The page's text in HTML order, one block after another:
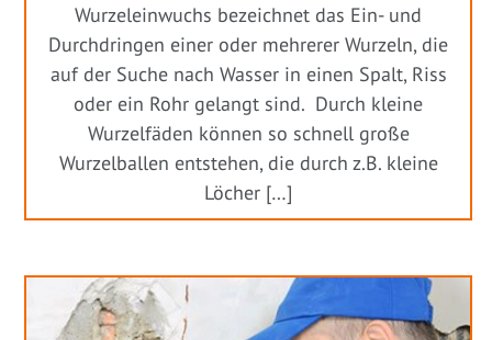
Wurzeleinwuchs bezeichnet das Ein- und
Durchdringen einer oder mehrerer Wurzeln, die
auf der Suche nach Wasser in einen Spalt, Riss
oder ein Rohr gelangt sind. Durch kleine
Wurzelfäden können so schnell große
Wurzelballen entstehen, die durch z.B. kleine
Löcher […]